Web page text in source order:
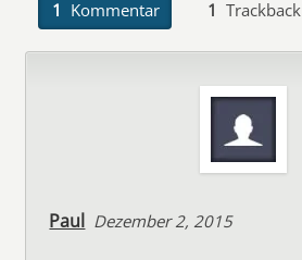
1 Kommentar 1 Trackback
Paul Dezember 2, 2015